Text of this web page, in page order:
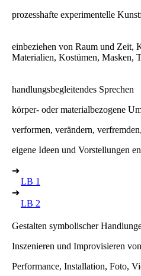
prozesshafte experimentelle
einbeziehen von Raum und Zeit,
Materialien, Kostümen, Masken,
handlungsbegleitendes Sprechen
körper- oder materialbezogene
verformen, verändern,
eigene Ideen und Vorstellungen
➔
LB 1
➔
LB 2
Gestalten symbolischer
Inszenieren und Improvisieren
Performance, Installation, Foto,